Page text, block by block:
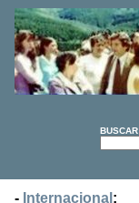
BUSCAR
- Internacional :